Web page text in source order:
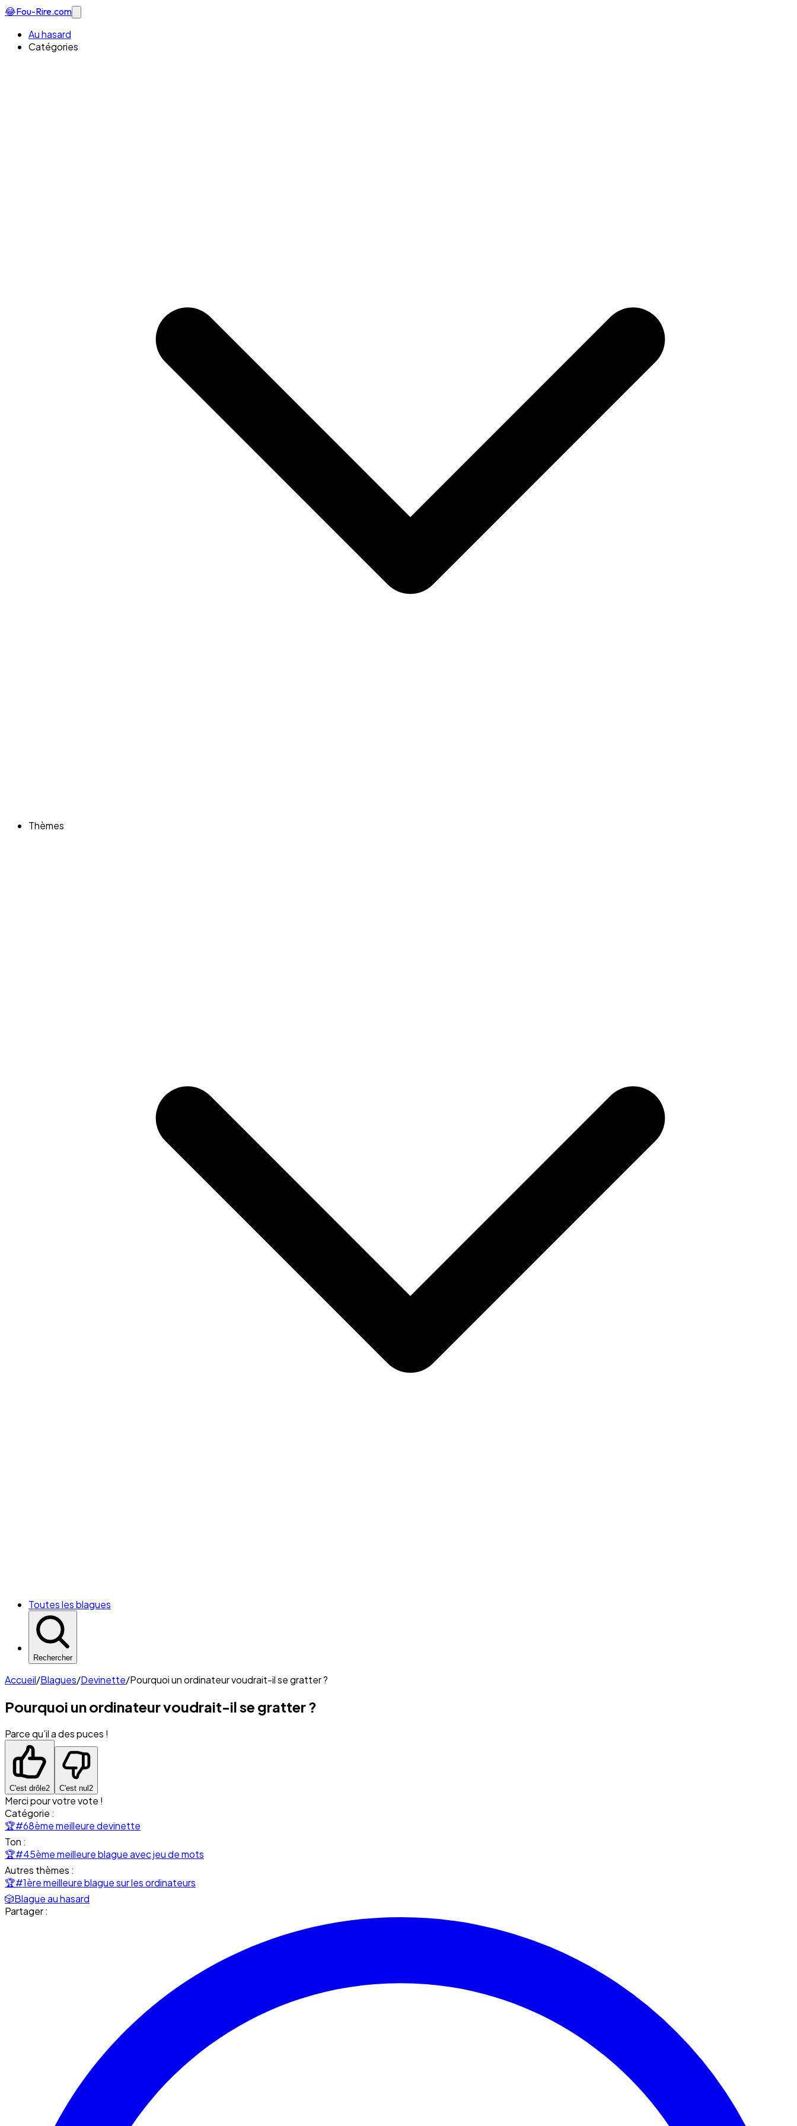
😂Fou-Rire.com
Au hasard
Catégories
Thèmes
Toutes les blagues
Rechercher
Accueil/Blagues/Devinette/Pourquoi un ordinateur voudrait-il se gratter ?
Pourquoi un ordinateur voudrait-il se gratter ?
Parce qu’il a des puces !
C'est drôle2 C'est nul 2
Merci pour votre vote !
Catégorie :
🏆#68ème meilleure devinette
Ton :
🏆#45ème meilleure blague avec jeu de mots
Autres thèmes :
🏆#1ère meilleure blague sur les ordinateurs
🎲Blague au hasard
Partager :